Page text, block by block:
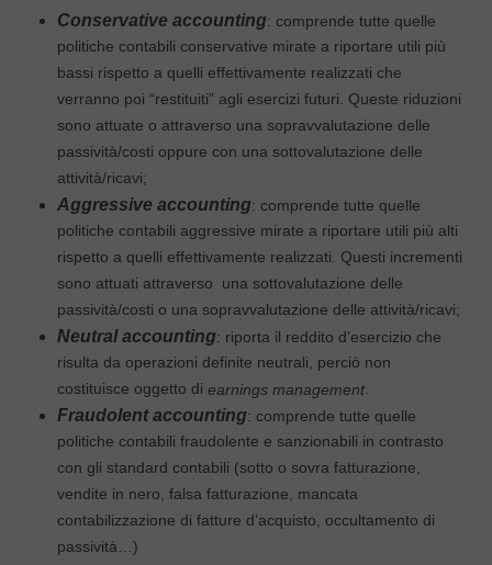
Conservative accounting: comprende tutte quelle
politiche contabili conservative mirate a riportare utili più
bassi rispetto a quelli effettivamente realizzati che
verranno poi “restituiti” agli esercizi futuri. Queste riduzioni
sono attuate o attraverso una sopravvalutazione delle
passività/costi oppure con una sottovalutazione delle
attività/ricavi;
Aggressive accounting: comprende tutte quelle
politiche contabili aggressive mirate a riportare utili più alti
rispetto a quelli effettivamente realizzati. Questi incrementi
sono attuati attraverso una sottovalutazione delle
passività/costi o una sopravvalutazione delle attività/ricavi;
Neutral accounting: riporta il reddito d’esercizio che
risulta da operazioni definite neutrali, perciò non
costituisce oggetto diearnings management.
Fraudolent accounting: comprende tutte quelle
politiche contabili fraudolente e sanzionabili in contrasto
con gli standard contabili (sotto o sovra fatturazione,
vendite in nero, falsa fatturazione, mancata
contabilizzazione di fatture d’acquisto, occultamento di
passività…)